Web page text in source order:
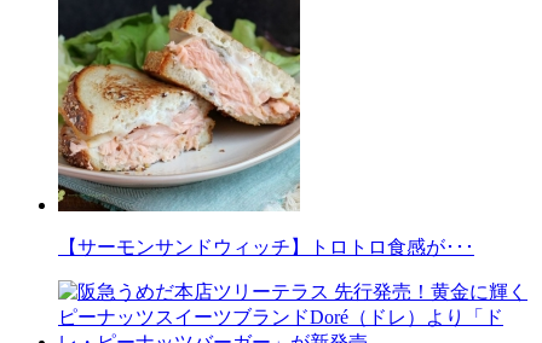
【サーモンサンドウィッチ】トロトロ食感が･･･